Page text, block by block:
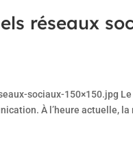
réseaux
sociaux-150×150.jpg
À l’heure actuelle,